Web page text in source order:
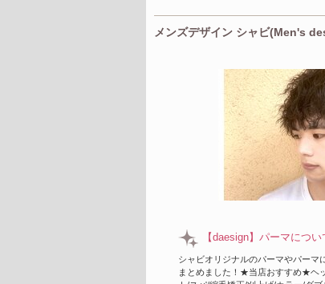
メンズデザイン シャビ(Men's
【daesign】パーマについ
シャビオリジナルのパーマやパーマ
まとめました！★当店おすすめ★ヘ